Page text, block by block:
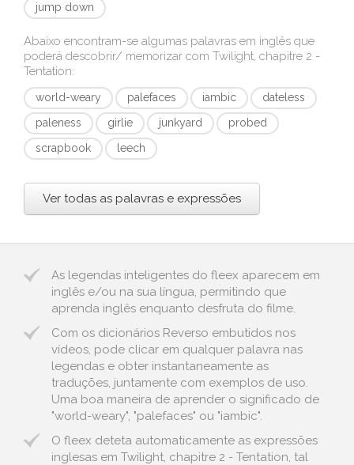
jump down
Abaixo encontram-se algumas palavras em inglês que
poderá descobrir/ memorizar com Twilight, chapitre 2 -
Tentation:
world-weary palefaces iambic
dateless
paleness
girlie junkyard
probed
scrapbook
leech
Ver todas as palavras e expressões
As legendas inteligentes do fleex aparecem em
inglês e/ou na sua língua, permitindo que
aprenda inglês enquanto desfruta do filme.
Com os dicionários Reverso embutidos nos
vídeos, pode clicar em qualquer palavra nas
legendas e obter instantaneamente as
traduções, juntamente com exemplos de uso.
Uma boa maneira de aprender o significado de
"world-weary", "palefaces" ou "iambic".
O fleex deteta automaticamente as expressões
inglesas em Twilight, chapitre 2 - Tentation, tal